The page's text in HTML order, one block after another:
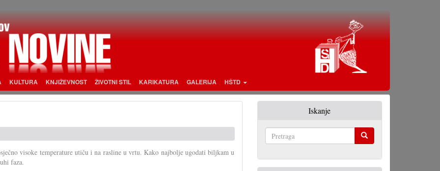
KULTURA KNJIŽEVNOST ŽIVOTNI STIL KARIKATURA GALERIJA HŠTD
visoke temperature utiču i na rasline u vrtu. Kako najbolje ugodati biljkam u
faza.
Iskanje